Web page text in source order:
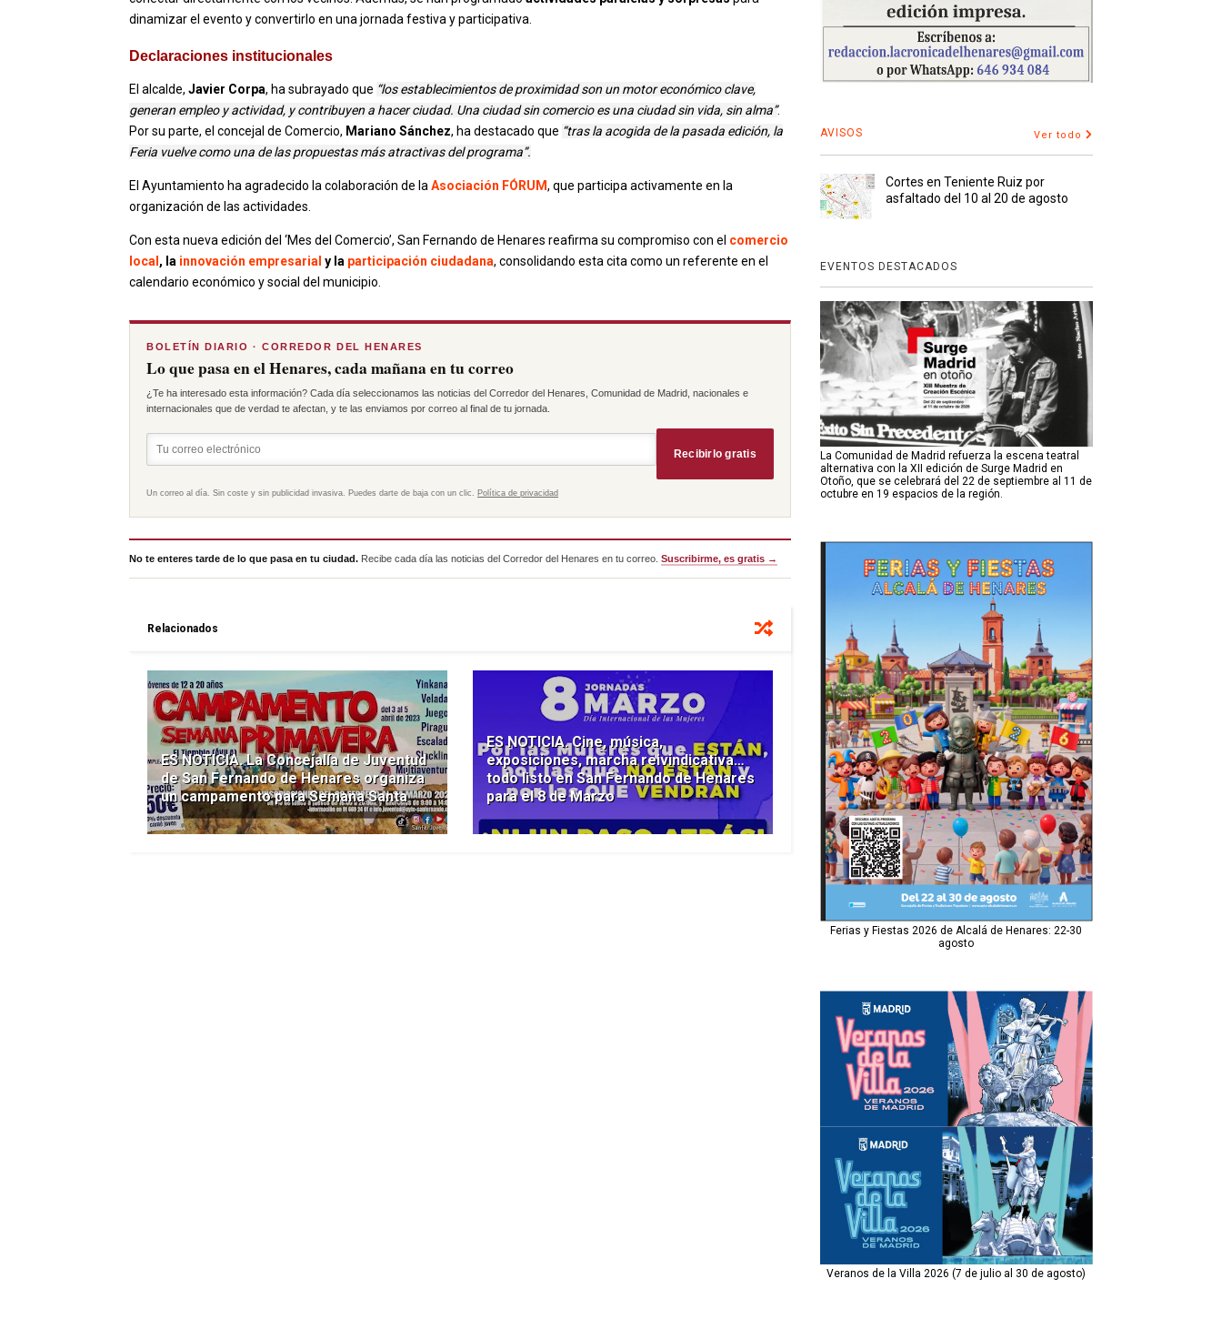
dinamizar el evento y convertirlo en una jornada festiva y participativa.
Declaraciones institucionales
El alcalde, Javier Corpa, ha subrayado que “los establecimientos de proximidad son un motor económico clave,
generan empleo y actividad, y contribuyen a hacer ciudad. Una ciudad sin comercio es una ciudad sin vida, sin alma”.
Por su parte, el concejal de Comercio, Mariano Sánchez, ha destacado que “tras la acogida de la pasada edición, la
Feria vuelve como una de las propuestas más atractivas del programa”.
El Ayuntamiento ha agradecido la colaboración de la Asociación FÓRUM, que participa activamente en la
organización de las actividades.
Con esta nueva edición del ‘Mes del Comercio’, San Fernando de Henares reafirma su compromiso con el comercio
local, la innovación empresarial y la participación ciudadana, consolidando esta cita como un referente en el
calendario económico y social del municipio.
BOLETÍN DIARIO · CORREDOR DEL HENARES
Lo que pasa en el Henares, cada mañana en tu correo
¿Te ha interesado esta información? Cada día seleccionamos las noticias del Corredor del Henares, Comunidad de Madrid, nacionales e
internacionales que de verdad te afectan, y te las enviamos por correo al final de tu jornada.
Recibirlo gratis
Un correo al día. Sin coste y sin publicidad invasiva. Puedes darte de baja con un clic. Política de privacidad
No te enteres tarde de lo que pasa en tu ciudad. Recibe cada día las noticias del Corredor del Henares en tu correo. Suscribirme, es gratis →
Relacionados
ES NOTICIA. La Concejalía de Juventud
de San Fernando de Henares organiza
un campamento para Semana Santa
ES NOTICIA. Cine, música,
exposiciones, marcha reivindicativa…
todo listo en San Fernando de Henares
para el 8 de Marzo
AVISOS Ver todo
Cortes en Teniente Ruiz por
asfaltado del 10 al 20 de agosto
EVENTOS DESTACADOS
La Comunidad de Madrid refuerza la escena teatral
alternativa con la XII edición de Surge Madrid en
Otoño, que se celebrará del 22 de septiembre al 11 de
octubre en 19 espacios de la región.
Ferias y Fiestas 2026 de Alcalá de Henares: 22-30
agosto
Veranos de la Villa 2026 (7 de julio al 30 de agosto)